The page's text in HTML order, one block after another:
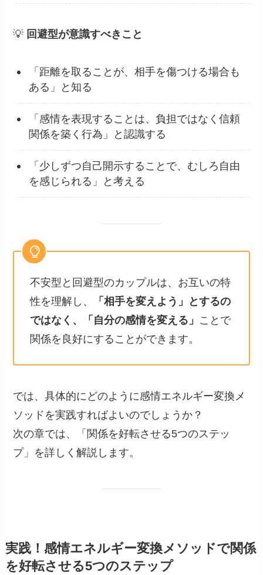
💡 回避型が意識すべきこと
「距離を取ることが、相手を傷つける場合も
ある」と知る
「感情を表現することは、負担ではなく信頼
関係を築く行為」と認識する
「少しずつ自己開示することで、むしろ自由
を感じられる」と考える
不安型と回避型のカップルは、お互いの特
性を理解し、
「相手を変えよう」とするの
ではなく、「自分の感情を変える」 ことで
関係を良好にすることができます。
では、具体的にどのように感情エネルギー変換メ
ソッドを実践すればよいのでしょうか？
次の章では、「関係を好転させる5つのステッ
プ」を詳しく解説します。
実践！感情エネルギー変換メソッドで関係
を好転させる5つのステップ